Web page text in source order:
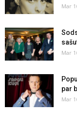
Mar
Mar
par
Mar